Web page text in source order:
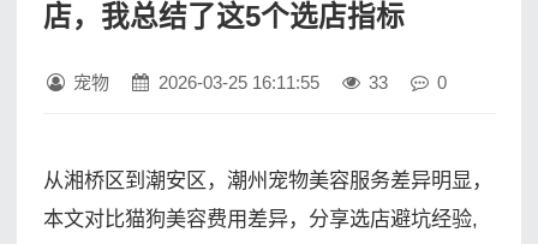
店，我总结了这5个选店指标
宠物 2026-03-25 16:11:55 33 0
从湘桥区到潮安区，潮州宠物美容服务差异明显，
本文对比猫狗美容费用差异，分享选店避坑经验,